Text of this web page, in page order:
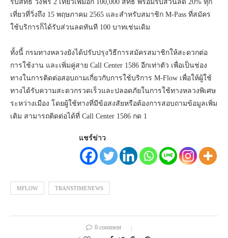
การเดินทางบนทางพิเศษระหว่างเมือง
ชั่นที่เป็นประโยชน์ต่อผู้ใช้ทาง โดยผู้ลงทะเบียนผ่าน Line Official
Account : @mflowthai จะได้รับ e-coupon มูลค่า 60 บาท สำหรับใช้ซื้อ
สินค้าที่ร้าน 7-Eleven ส่วนผู้สมัครสมาชิกแบบเต็มรูปแบบผ่าน
Website : www.mflowthai.com หรือ Mobile Application : mflowthai ได้
รับสิทธิ์ วิ่งฟรี 2 เที่ยวเพิ่มอีก 100,000 สิทธิ์ พร้อมรับส่วนลด 20% ทุก
เที่ยวที่วิ่งถึง 15 พฤษภาคม 2565 และสำหรับสมาชิก M-Pass ที่สมัคร
ทั้งนี้ กรมทางหลวงยังได้ปรับปรุงวิธีการสมัครสมาชิกให้สะดวกต่อ
การใช้งาน และเพิ่มคู่สาย Call Center 1586 อีกเท่าตัว เพื่อเป็นช่อง
ทางได้รับความสะดวกรวดเร็วและปลอดภัยในการใช้ทางหลวงพิเศษ